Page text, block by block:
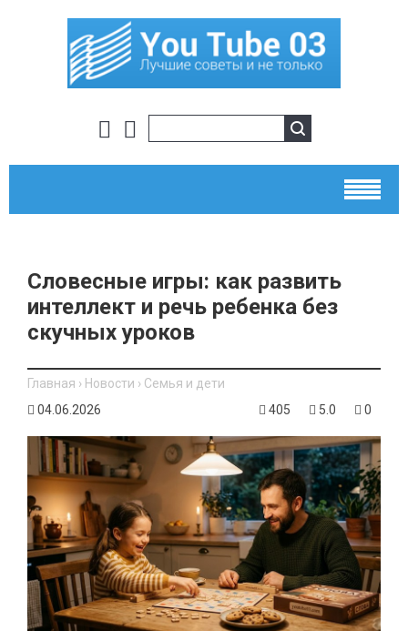
Словесные игры: как развить
интеллект и речь ребенка без
скучных уроков
Главная › Новости › Семья и дети
04.06.2026
405 5.0 0